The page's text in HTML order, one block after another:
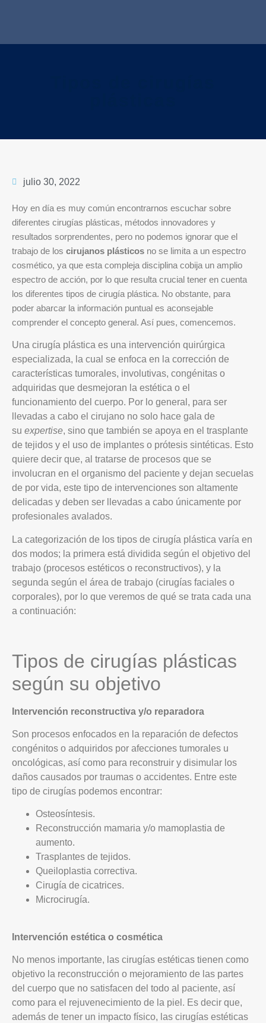
julio 30, 2022
Hoy en día es muy común encontrarnos escuchar sobre
diferentes cirugías plásticas, métodos innovadores y
resultados sorprendentes, pero no podemos ignorar que el
trabajo de los cirujanos plásticos no se limita a un espectro
cosmético, ya que esta compleja disciplina cobija un amplio
espectro de acción, por lo que resulta crucial tener en cuenta
los diferentes tipos de cirugía plástica. No obstante, para
poder abarcar la información puntual es aconsejable
comprender el concepto general. Así pues, comencemos.
Una cirugía plástica es una intervención quirúrgica
especializada, la cual se enfoca en la corrección de
características tumorales, involutivas, congénitas o
adquiridas que desmejoran la estética o el
funcionamiento del cuerpo. Por lo general, para ser
llevadas a cabo el cirujano no solo hace gala de
su expertise, sino que también se apoya en el trasplante
de tejidos y el uso de implantes o prótesis sintéticas. Esto
quiere decir que, al tratarse de procesos que se
involucran en el organismo del paciente y dejan secuelas
de por vida, este tipo de intervenciones son altamente
delicadas y deben ser llevadas a cabo únicamente por
profesionales avalados.
La categorización de los tipos de cirugía plástica varía en
dos modos; la primera está dividida según el objetivo del
trabajo (procesos estéticos o reconstructivos), y la
segunda según el área de trabajo (cirugías faciales o
corporales), por lo que veremos de qué se trata cada una
a continuación:
Tipos de cirugías plásticas
según su objetivo
Intervención reconstructiva y/o reparadora
Son procesos enfocados en la reparación de defectos
congénitos o adquiridos por afecciones tumorales u
oncológicas, así como para reconstruir y disimular los
daños causados por traumas o accidentes. Entre este
tipo de cirugías podemos encontrar:
Osteosíntesis.
Reconstrucción mamaria y/o mamoplastia de
aumento.
Trasplantes de tejidos.
Queiloplastia correctiva.
Cirugía de cicatrices.
Microcirugía.
Intervención estética o cosmética
No menos importante, las cirugías estéticas tienen como
objetivo la reconstrucción o mejoramiento de las partes
del cuerpo que no satisfacen del todo al paciente, así
como para el rejuvenecimiento de la piel. Es decir que,
además de tener un impacto físico, las cirugías estéticas